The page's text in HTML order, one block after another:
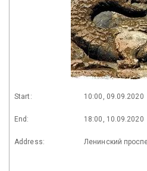
Start: 10:00, 09.09.2020
End: 18:00, 10.09.2020
Address: Ленинский